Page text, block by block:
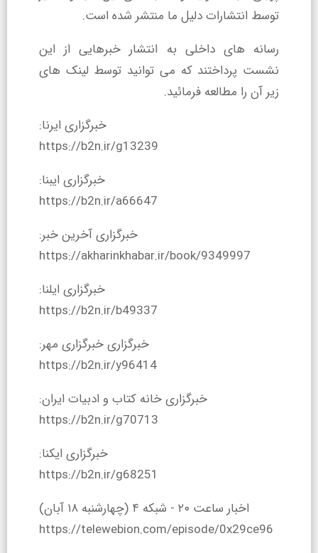
توسط انتشارات دلیل ما منتشر شده است.
رسانه ‏های داخلی به انتشار خبرهایی از این
نشست پرداختند که می توانید توسط لینک های
زیر آن را مطالعه فرمائید.
خبرگزاری ایرنا:
https://b2n.ir/g13239
خبرگزاری ایبنا:
https://b2n.ir/a66647
خبرگزاری آخرین خبر:
https://akharinkhabar.ir/book/9349997
خبرگزاری ایلنا:
https://b2n.ir/b49337
خبرگزاری خبرگزاری مهر:
https://b2n.ir/y96414
خبرگزاری خانه کتاب و ادبیات ایران:
https://b2n.ir/g70713
خبرگزاری ایکنا:
https://b2n.ir/g68251
اخبار ساعت ۲۰ - شبکه ۴ (چهارشنبه ۱۸ آبان)
https://telewebion.com/episode/0x29ce96